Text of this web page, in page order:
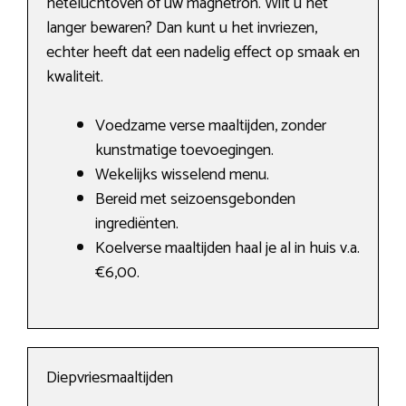
langer bewaren? Dan kunt u het invriezen,
echter heeft dat een nadelig effect op smaak en
kwaliteit.
Voedzame verse maaltijden, zonder
kunstmatige toevoegingen.
Wekelijks wisselend menu.
Bereid met seizoensgebonden
ingrediënten.
Koelverse maaltijden haal je al in huis v.a.
€6,00.
Diepvriesmaaltijden